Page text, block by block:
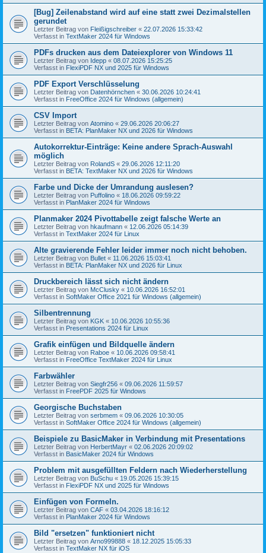
[Bug] Zeilenabstand wird auf eine statt zwei Dezimalstellen
gerundet
Letzter Beitrag von Fleißigschreiber « 22.07.2026 15:33:42
Verfasst in TextMaker 2024 für Windows
PDFs drucken aus dem Dateiexplorer von Windows 11
Letzter Beitrag von Idepp « 08.07.2026 15:25:25
Verfasst in FlexiPDF NX und 2025 für Windows
PDF Export Verschlüsselung
Letzter Beitrag von Datenhörnchen « 30.06.2026 10:24:41
Verfasst in FreeOffice 2024 für Windows (allgemein)
CSV Import
Letzter Beitrag von Atomino « 29.06.2026 20:06:27
Verfasst in BETA: PlanMaker NX und 2026 für Windows
Autokorrektur-Einträge: Keine andere Sprach-Auswahl
möglich
Letzter Beitrag von RolandS « 29.06.2026 12:11:20
Verfasst in BETA: TextMaker NX und 2026 für Windows
Farbe und Dicke der Umrandung auslesen?
Letzter Beitrag von Puffolino « 18.06.2026 09:59:22
Verfasst in PlanMaker 2024 für Windows
Planmaker 2024 Pivottabelle zeigt falsche Werte an
Letzter Beitrag von hkaufmann « 12.06.2026 05:14:39
Verfasst in TextMaker 2024 für Linux
Alte gravierende Fehler leider immer noch nicht behoben.
Letzter Beitrag von Bullet « 11.06.2026 15:03:41
Verfasst in BETA: PlanMaker NX und 2026 für Linux
Druckbereich lässt sich nicht ändern
Letzter Beitrag von McClusky « 10.06.2026 16:52:01
Verfasst in SoftMaker Office 2021 für Windows (allgemein)
Silbentrennung
Letzter Beitrag von KGK « 10.06.2026 10:55:36
Verfasst in Presentations 2024 für Linux
Grafik einfügen und Bildquelle ändern
Letzter Beitrag von Raboe « 10.06.2026 09:58:41
Verfasst in FreeOffice TextMaker 2024 für Linux
Farbwähler
Letzter Beitrag von Siegfr256 « 09.06.2026 11:59:57
Verfasst in FreePDF 2025 für Windows
Georgische Buchstaben
Letzter Beitrag von serbmem « 09.06.2026 10:30:05
Verfasst in SoftMaker Office 2024 für Windows (allgemein)
Beispiele zu BasicMaker in Verbindung mit Presentations
Letzter Beitrag von HerbertMayr « 02.06.2026 20:09:02
Verfasst in BasicMaker 2024 für Windows
Problem mit ausgefüllten Feldern nach Wiederherstellung
Letzter Beitrag von BuSchu « 19.05.2026 15:39:15
Verfasst in FlexiPDF NX und 2025 für Windows
Einfügen von Formeln.
Letzter Beitrag von CAF « 03.04.2026 18:16:12
Verfasst in PlanMaker 2024 für Windows
Bild "ersetzen" funktioniert nicht
Letzter Beitrag von Arno999888 « 18.12.2025 15:05:33
Verfasst in TextMaker NX für iOS